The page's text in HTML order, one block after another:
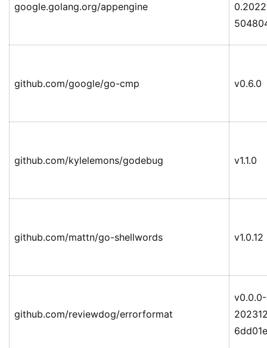
google.golang.org/appengine
github.com/google/go-cmp v0.6.0
github.com/kylelemons/godebug v1.1.0
github.com/mattn/go-shellwords v1.0.12
github.com/reviewdog/errorformat
v0.0.0-